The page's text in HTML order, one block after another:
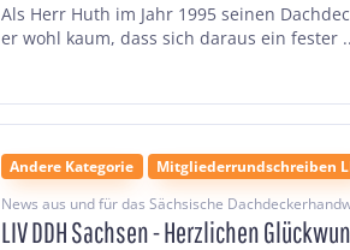
Als Herr Huth im Jahr 1995 seinen
er wohl kaum, dass sich daraus ein fester
Andere Kategorie
Mitgliederrundschreiben
News aus und für das Sächsische
LIV DDH Sachsen - Herzlichen